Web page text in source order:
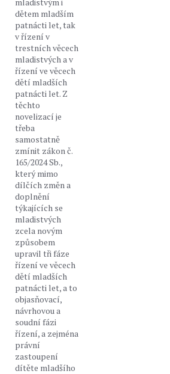
dětem mladším
patnácti let, tak
v řízení v
trestních věcech
mladistvých a v
řízení ve věcech
dětí mladších
patnácti let. Z
těchto
novelizací je
třeba
samostatně
zmínit zákon č.
165/2024 Sb.,
který mimo
dílčích změn a
doplnění
týkajících se
mladistvých
zcela novým
způsobem
upravil tři fáze
řízení ve věcech
dětí mladších
patnácti let, a to
objasňovací,
návrhovou a
soudní fázi
řízení, a zejména
právní
zastoupení
dítěte mladšího